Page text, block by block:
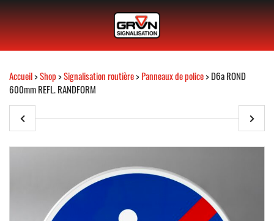
Accueil>Shop>Signalisation routière>Panneaux de police> D6a ROND
600mm REFL. RANDFORM